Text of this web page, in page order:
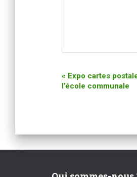
N
i
g
a
« Expo cartes
l’école communale